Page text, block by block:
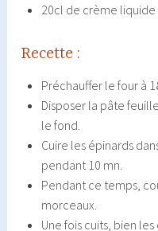
20cl de crème
Recette :
Préchauffer le four à
Disposer la pâte
le fond.
Cuire les épinards
pendant 10 mn.
Pendant ce temps,
morceaux.
Une fois cuits, bien